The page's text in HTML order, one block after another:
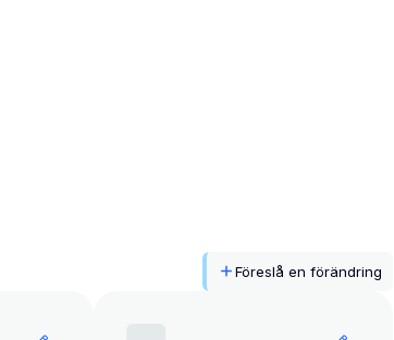
Föreslå en förändring